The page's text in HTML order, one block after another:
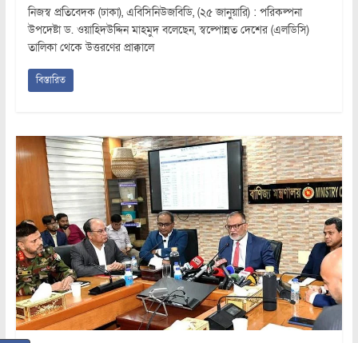
নিজস্ব প্রতিবেদক (ঢাকা), এবিসিনিউজবিডি, (২৫ জানুয়ারি) : পরিকল্পনা
উপদেষ্টা ড. ওয়াহিদউদ্দিন মাহমুদ বলেছেন, স্বল্পোন্নত দেশের (এলডিসি)
তালিকা থেকে উত্তরণের প্রাক্কালে
বিস্তারিত